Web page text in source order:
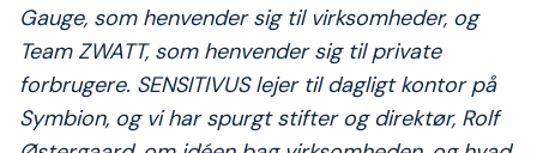
Gauge, som henvender sig til virksomheder, og
Team ZWATT, som henvender sig til private
forbrugere. SENSITIVUS lejer til dagligt kontor på
Symbion, og vi har spurgt stifter og direktør, Rolf